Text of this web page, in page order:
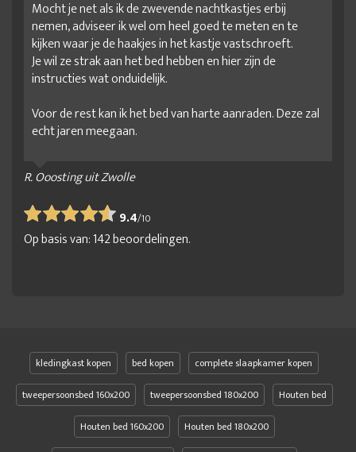
Mocht je net als ik de zwevende nachtkastjes erbij
nemen, adviseer ik wel om heel goed te meten en te
kijken waar je de haakjes in het kastje vastschroeft.
Je wil ze strak aan het bed hebben en hier zijn de
instructies wat onduidelijk.
Voor de rest kan ik het bed van harte aanraden. Deze zal
echt jaren meegaan.
R. Ooosting uit Zwolle
9.4/10
Op basis van:142beoordelingen.
kledingkast kopen bed kopen
complete slaapkamer kopen
tweepersoonsbed 160x200
tweepersoonsbed 180x200
Houten bed
Houten bed 160x200
Houten bed 180x200